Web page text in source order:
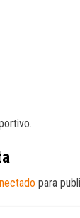
para